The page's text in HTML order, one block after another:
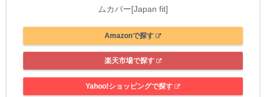
ムカバー[Japan fit]
Amazonで探す
楽天市場で探す
Yahoo!ショッピングで探す